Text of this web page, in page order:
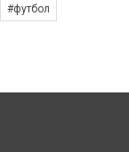
#футбол